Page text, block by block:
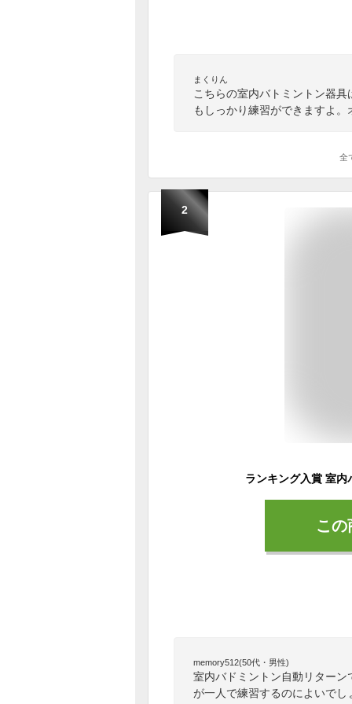
まくりん
こちらの室内バトミントン器
もしっかり練習ができますよ。
全
2
こ
memory512(50代・男性)
室内バドミントン自動リター
が一人で練習するのによいでし